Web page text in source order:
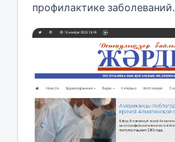
профилактике заболеваний.